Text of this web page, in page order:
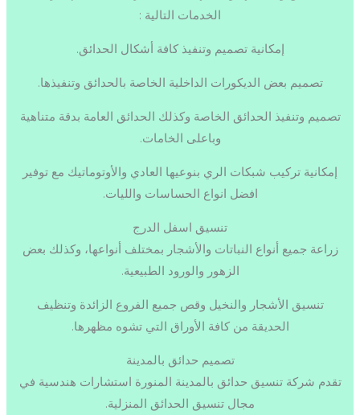
الخدمات التالية :
إمكانية تصميم وتنفيذ كافة أشكال الحدائق.
تصميم بعض الديكورات الداخلية الخاصة بالحدائق وتنفيذها.
تصميم وتنفيذ الحدائق الخاصة وكذلك الحدائق العامة بدقة متناهية
وباعلى الخامات.
إمكانية تركيب شبكات الري بنوعيها العادي والأوتوماتيك مع توفير
افضل انواع الحساسات والليات.
تنسيق اسفل الدرج
زراعة جميع أنواع النباتات والأشجار بمختلف أنواعها، وكذلك بعض
الزهور والورود الطبيعية.
تنسيق الأشجار والنخيل وقص جميع الفروع الزائدة وتنظيف
الحديقة من كافة الأوراق التي تشوه مظهرها.
تصميم حدائق بالمدينة
تقدم شركة تنسيق حدائق بالمدينة المنورة استشارات هندسية في
مجال تنسيق الحدائق المنزلية.